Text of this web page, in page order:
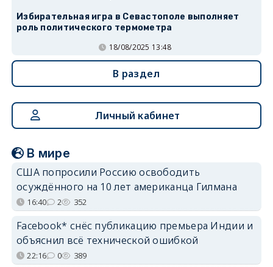
Избирательная игра в Севастополе выполняет
роль политического термометра
18/08/2025 13:48
В раздел
Личный кабинет
В мире
США попросили Россию освободить
осуждённого на 10 лет американца Гилмана
16:40 2 352
Facebook* снёс публикацию премьера Индии и
объяснил всё технической ошибкой
22:16 0 389